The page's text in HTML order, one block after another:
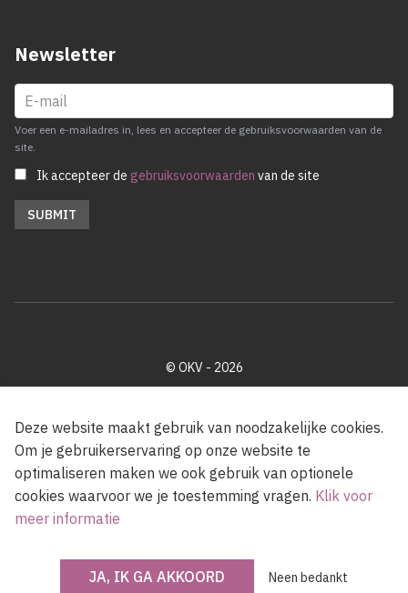
Newsletter
Voer een e-mailadres in, lees en accepteer de gebruiksvoorwaarden van de
site.
Ik accepteer de gebruiksvoorwaarden van de site
© OKV - 2026
Met steun van de Vlaamse Gemeenschap
Deze website maakt gebruik van noodzakelijke cookies.
Om je gebruikerservaring op onze website te
optimaliseren maken we ook gebruik van optionele
cookies waarvoor we je toestemming vragen. Klik voor
meer informatie
JA, IK GA AKKOORD Neen bedankt